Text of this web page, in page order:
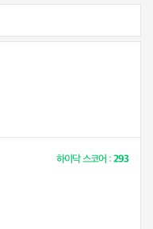
하이닥 스코어 :293